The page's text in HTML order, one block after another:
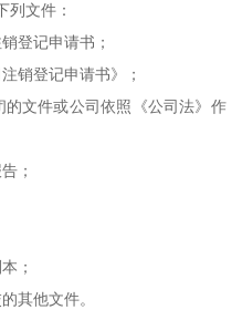
列文件：
登记申请书；
销登记申请书》；
的文件或公司依照《公司法》作
；
；
其他文件。